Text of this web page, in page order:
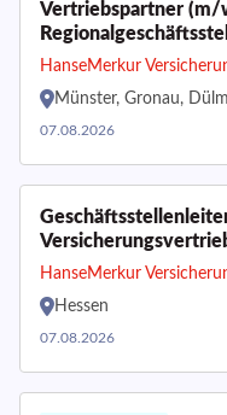
Vertriebspartner (m/
HanseMerkur
Münster, Gronau,
07.08.2026
HanseMerkur
Hessen
07.08.2026